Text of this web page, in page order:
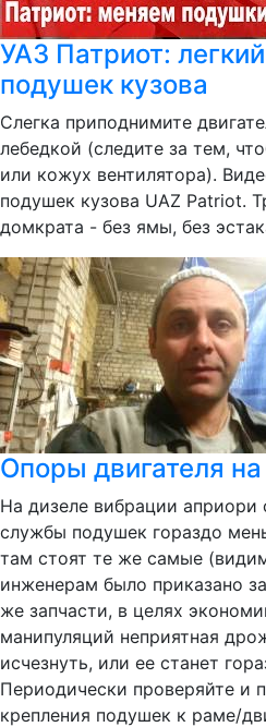
УАЗ Патриот:
подушек кузова
Слегка приподнимите
лебедкой (следите за тем,
или кожух вентилятора).
подушек кузова UAZ Patriot.
домкрата - без ямы, без
Опоры двигателя
На дизеле вибрации априори
службы подушек гораздо
там стоят те же самые
инженерам было приказано
же запчасти, в целях
манипуляций неприятная
исчезнуть, или ее станет
Периодически проверяйте и
крепления подушек к раме/